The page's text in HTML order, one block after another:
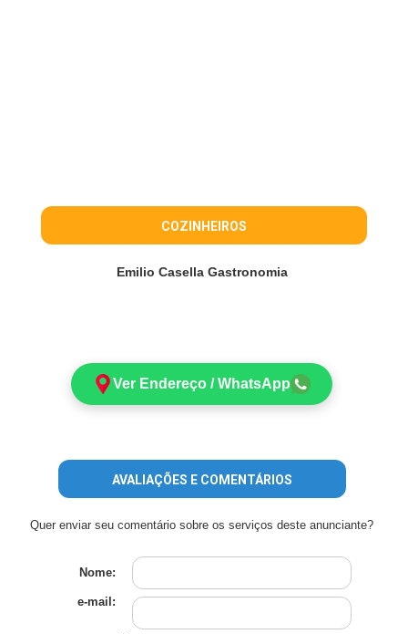
COZINHEIROS
Emilio Casella Gastronomia
Ver Endereço / WhatsApp
AVALIAÇÕES E COMENTÁRIOS
Quer enviar seu comentário sobre os serviços deste anunciante?
Nome:
e-mail: